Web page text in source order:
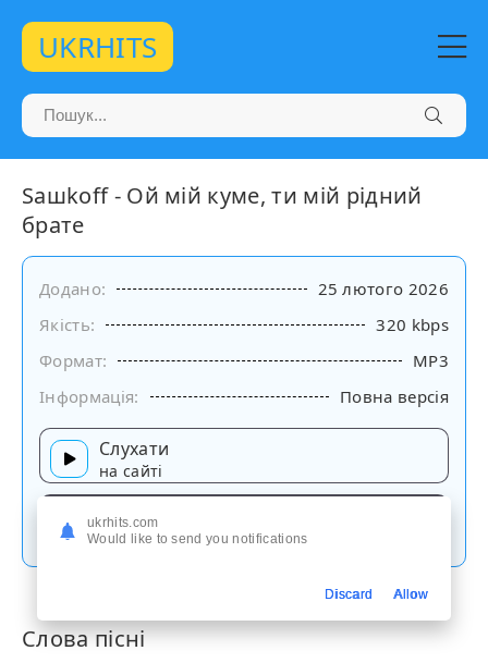
UKRHITS
Saшkoff - Ой мій куме, ти мій рідний
брате
Додано:
25 лютого 2026
Якість:
320 kbps
Формат:
MP3
Інформація:
Повна версія
Слухати
на сайті
Слова пісні
ukrhits.com
Would like to send you notifications
Discard Allow